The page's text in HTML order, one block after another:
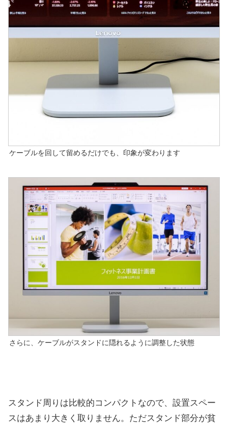
ケーブルを回して留めるだけでも、印象が変わります
さらに、ケーブルがスタンドに隠れるように調整した状態
スタンド周りは比較的コンパクトなので、設置スペー
スはあまり大きく取りません。ただスタンド部分が貧